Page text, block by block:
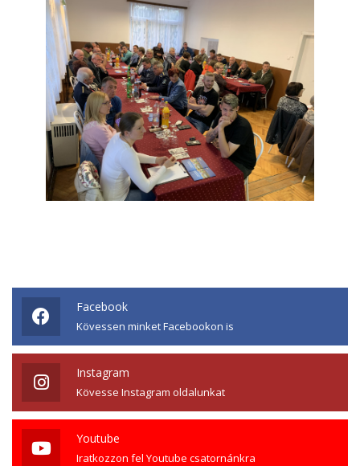
Facebook
Kövessen minket Facebookon is
Instagram
Kövesse Instagram oldalunkat
Youtube
Iratkozzon fel Youtube csatornánkra